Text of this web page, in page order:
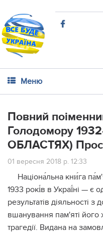
Меню
Повний
Голодомору
ОБЛАСТЯХ)
01 вересня 2018 р. 12:33
Націона́льна кни́га
1933 рокі́в в Украї́ні — є
результатів діяльності
вшанування пам'яті
трагедії. Видана на